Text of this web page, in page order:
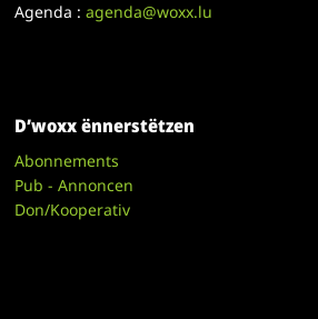
Agenda :agenda@woxx.lu
D’woxx ënnerstëtzen
Abonnements
Pub - Annoncen
Don/Kooperativ